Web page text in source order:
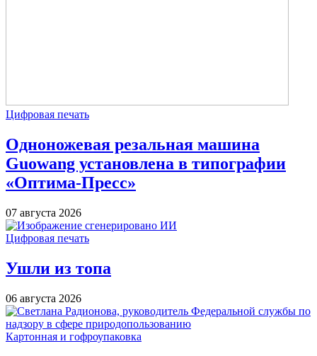
Цифровая печать
Одноножевая резальная машина
Guowang установлена в типографии
«Оптима-Пресс»
07 августа 2026
Цифровая печать
Ушли из топа
06 августа 2026
Картонная и гофроупаковка